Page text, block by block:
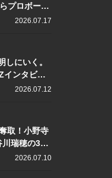
プロボート
が体現する
2026.07.17
しにいく。
インタビュ
2026.07.12
取！小野寺
瑞穂の3メ
プレイバッ
2026.07.10